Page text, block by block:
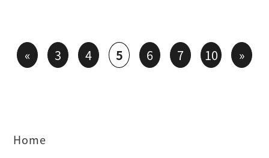
« 3 4 5 6 7 10 »
Home